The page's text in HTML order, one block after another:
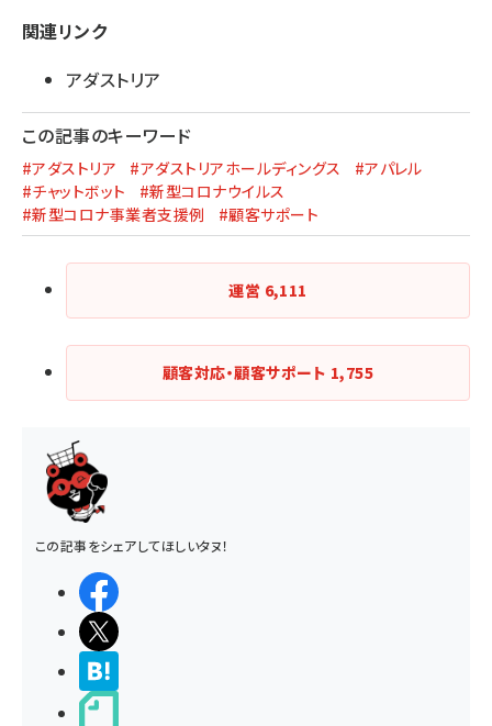
関連リンク
アダストリア
この記事のキーワード
#アダストリア #アダストリアホールディングス
#アパレル
#チャットボット
#新型コロナウイルス
#新型コロナ事業者支援例
#顧客サポート
運営 6,111
顧客対応・顧客サポート 1,755
この記事をシェアしてほしいタヌ！